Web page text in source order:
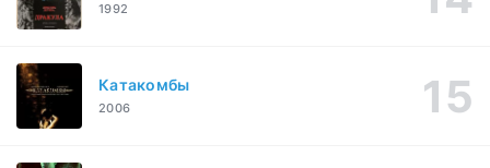
1992
Катакомбы
2006